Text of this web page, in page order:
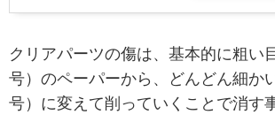
クリアパーツの傷は、基本的に粗い
号）のペーパーから、どんどん細か
号）に変えて削っていくことで消す